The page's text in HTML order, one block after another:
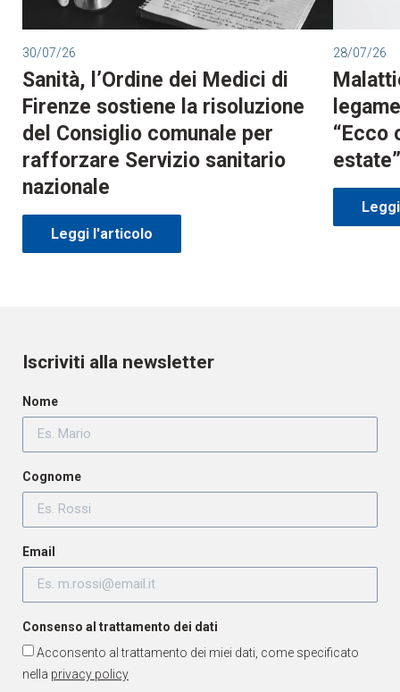
30/07/26
Sanità, l’Ordine dei Medici di
Firenze sostiene la risoluzione
del Consiglio comunale per
rafforzare Servizio sanitario
nazionale
Leggi l'articolo
28/07/26
“Ecco
estate”
Iscriviti alla newsletter
Nome
Cognome
Email
Consenso al trattamento dei dati
Acconsento al trattamento dei miei dati, come specificato
nella privacy policy